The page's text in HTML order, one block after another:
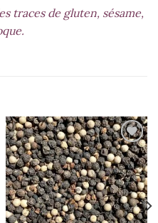
traces de gluten, sésame,